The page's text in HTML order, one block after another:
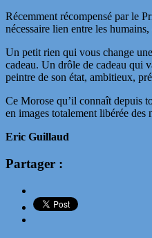
Récemment récompensé par le
nécessaire lien entre les
Un petit rien qui vous change
cadeau. Un drôle de cadeau qui
peintre de son état, ambitieux,
Ce Morose qu’il connaît depuis
en images totalement libérée des
Eric Guillaud
Partager :